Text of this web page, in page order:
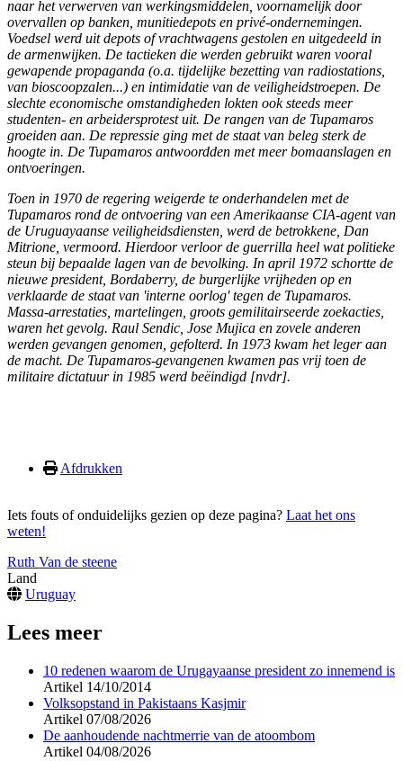
naar het verwerven van werkingsmiddelen, voornamelijk door
overvallen op banken, munitiedepots en privé-ondernemingen.
Voedsel werd uit depots of vrachtwagens gestolen en uitgedeeld in
de armenwijken. De tactieken die werden gebruikt waren vooral
gewapende propaganda (o.a. tijdelijke bezetting van radiostations,
van bioscoopzalen...) en intimidatie van de veiligheidstroepen. De
slechte economische omstandigheden lokten ook steeds meer
studenten- en arbeidersprotest uit. De rangen van de Tupamaros
groeiden aan. De repressie ging met de staat van beleg sterk de
hoogte in. De Tupamaros antwoordden met meer bomaanslagen en
ontvoeringen.
Toen in 1970 de regering weigerde te onderhandelen met de
Tupamaros rond de ontvoering van een Amerikaanse CIA-agent van
de Uruguayaanse veiligheidsdiensten, werd de betrokkene, Dan
Mitrione, vermoord. Hierdoor verloor de guerrilla heel wat politieke
steun bij bepaalde lagen van de bevolking. In april 1972 schortte de
nieuwe president, Bordaberry, de burgerlijke vrijheden op en
verklaarde de staat van 'interne oorlog' tegen de Tupamaros.
Massa-arrestaties, martelingen, groots gemilitairseerde zoekacties,
waren het gevolg. Raul Sendic, Jose Mujica en zovele anderen
werden gevangen genomen, gefolterd. In 1973 kwam het leger aan
de macht. De Tupamaros-gevangenen kwamen pas vrij toen de
militaire dictatuur in 1985 werd beëindigd [nvdr].
Afdrukken
Iets fouts of onduidelijks gezien op deze pagina? Laat het ons
weten!
Ruth Van de steene
Land
Uruguay
Lees meer
10 redenen waarom de Urugayaanse president zo innemend is
Artikel 14/10/2014
Volksopstand in Pakistaans Kasjmir
Artikel 07/08/2026
De aanhoudende nachtmerrie van de atoombom
Artikel 04/08/2026